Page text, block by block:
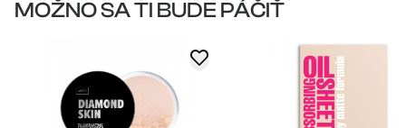
MOŽNO SA TI BUDE PÁČIŤ